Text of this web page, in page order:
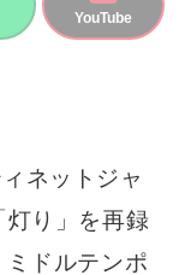
YouTube
ネットジャ
り」を再録
ドルテンポ